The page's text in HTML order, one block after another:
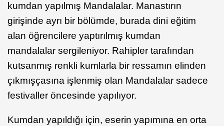
kumdan yapılmış Mandalalar. Manastırın
girişinde ayrı bir bölümde, burada dini eğitim
alan öğrencilere yaptırılmış kumdan
mandalalar sergileniyor. Rahipler tarafından
kutsanmış renkli kumlarla bir ressamın elinden
çıkmışçasına işlenmiş olan Mandalalar sadece
festivaller öncesinde yapılıyor.
Kumdan yapıldığı için, eserin yapımına en orta